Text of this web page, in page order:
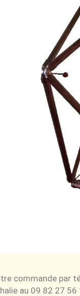
commande par
au 09 82 27 56